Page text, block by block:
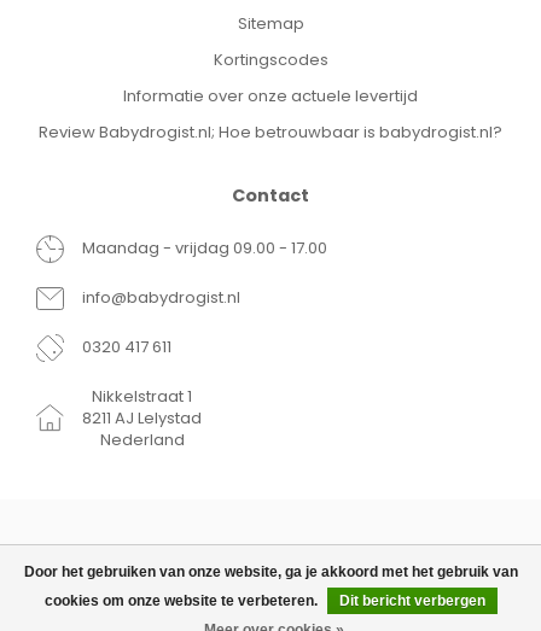
TOEVOEGEN AAN WINKELWAGEN
Door het gebruiken van onze website, ga je akkoord met het gebruik van
cookies om onze website te verbeteren.
Dit bericht verbergen
Sitemap
Kortingscodes
Informatie over onze actuele levertijd
Review Babydrogist.nl; Hoe betrouwbaar is babydrogist.nl?
Contact
Maandag - vrijdag 09.00 - 17.00
info@babydrogist.nl
0320 417 611
Nikkelstraat 1
8211 AJ Lelystad
Nederland
© Copyright 2026 Babydrogist.nl